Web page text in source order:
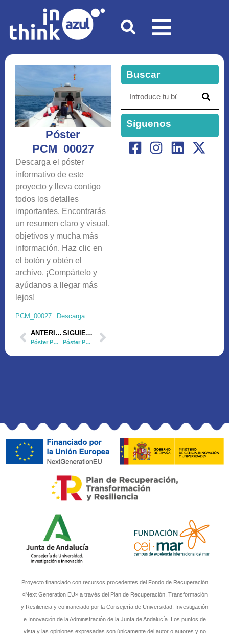
Póster
PCM_00027
Descarga el póster
informativo de este
proyecto y lleva contigo
todos los detalles
importantes. Encontrarás
un resumen claro y visual,
objetivos y mucha más
información. Haz clic en
el botón y obtén el
archivo. ¡Compártelo y
ayúdanos a llegar más
lejos!
PCM_00027 Descarga
ANTERIOR
Póster PCM_00026
SIGUIENTE
Póster PCM_00031
Buscar
Síguenos
Proyecto financiado con recursos procedentes del Fondo de Recuperación
«Next Generation EU» a través del Plan de Recuperación, Transformación
y Resiliencia y cofinanciado por la Consejería de Universidad, Investigación
e Innovación de la Administración de la Junta de Andalucía. Los puntos de
vista y las opiniones expresadas son únicamente del autor o autores y no